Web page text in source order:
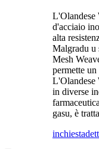
L'Olandese
d'acciaio
alta
Malgradu u
Mesh
permette
L'Olandese
in diverse
gasu, è
inchiesta